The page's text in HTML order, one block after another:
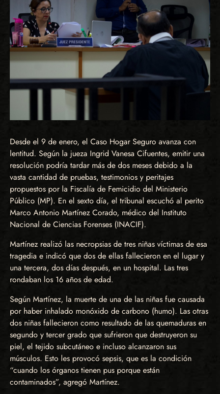
Desde el 9 de enero, el Caso Hogar Seguro avanza con
lentitud. Según la jueza Ingrid Vanesa Cifuentes, emitir una
resolución podría tardar más de dos meses debido a la
vasta cantidad de pruebas, testimonios y peritajes
propuestos por la Fiscalía de Femicidio del Ministerio
Público (MP). En el sexto día, el tribunal escuchó al perito
Marco Antonio Martínez Corado, médico del Instituto
Nacional de Ciencias Forenses (INACIF).
Martínez realizó las necropsias de tres niñas víctimas de esa
tragedia e indicó que dos de ellas fallecieron en el lugar y
una tercera, dos días después, en un hospital. Las tres
rondaban los 16 años de edad.
Según Martínez, la muerte de una de las niñas fue causada
por haber inhalado monóxido de carbono (humo). Las otras
dos niñas fallecieron como resultado de las quemaduras en
segundo y tercer grado que sufrieron que destruyeron su
piel, el tejido subcutáneo e incluso alcanzaron sus
músculos. Esto les provocó sepsis, que es la condición
“cuando los órganos tienen pus porque están
contaminados”, agregó Martínez.